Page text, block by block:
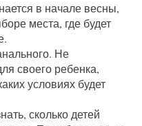
в начале весны,
места, где будет
Не
своего ребенка,
условиях будет
сколько детей